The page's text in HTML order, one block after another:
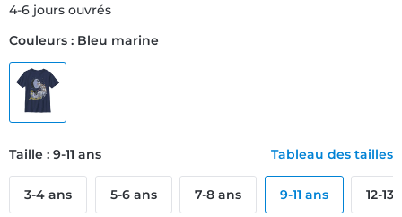
4-6 jours ouvrés
Couleurs : Bleu marine
Taille : 9-11 ans Tableau des tailles
3-4 ans 5-6 ans 7-8 ans 9-11 ans 12-13